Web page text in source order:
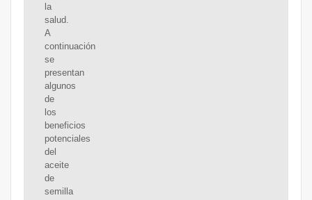
la
salud.
A
continuación
se
presentan
algunos
de
los
beneficios
potenciales
del
aceite
de
semilla